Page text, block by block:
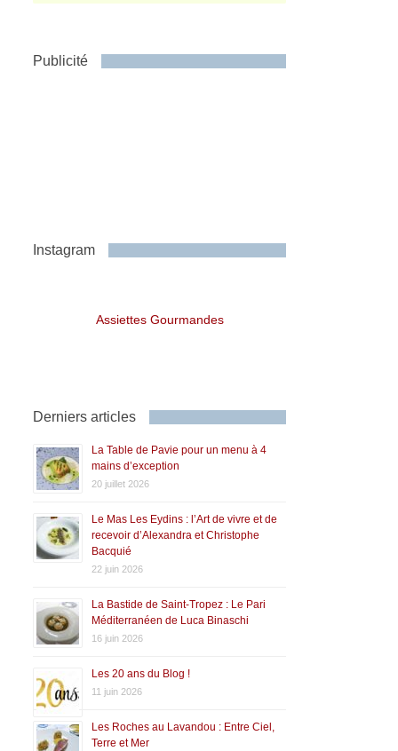
Publicité
Instagram
Assiettes Gourmandes
Derniers articles
La Table de Pavie pour un menu à 4
mains d’exception
20 juillet 2026
Le Mas Les Eydins : l’Art de vivre et de
recevoir d’Alexandra et Christophe
Bacquié
22 juin 2026
La Bastide de Saint-Tropez : Le Pari
Méditerranéen de Luca Binaschi
16 juin 2026
Les 20 ans du Blog !
11 juin 2026
Les Roches au Lavandou : Entre Ciel,
Terre et Mer